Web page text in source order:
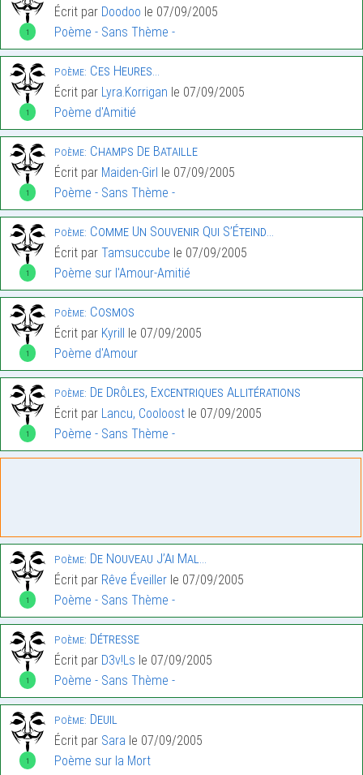
1
Écrit par Doodoo le 07/09/2005
Poème - Sans Thème -
1
Poème: Ces Heures…
Écrit par Lyra.Korrigan le 07/09/2005
Poème d'Amitié
1
Poème: Champs De Bataille
Écrit par Maiden-Girl le 07/09/2005
Poème - Sans Thème -
1
Poème: Comme Un Souvenir Qui S’Éteind…
Écrit par Tamsuccube le 07/09/2005
Poème sur l'Amour-Amitié
1
Poème: Cosmos
Écrit par Kyrill
le 07/09/2005
Poème d'Amour
1
Poème: De Drôles, Excentriques Allitérations
Écrit par Lancu, Cooloost le 07/09/2005
Poème - Sans Thème -
1
Poème: De Nouveau J’Ai Mal…
Écrit par Rêve Éveiller le 07/09/2005
Poème - Sans Thème -
1
Poème: Détresse
Écrit par D3v!Ls le 07/09/2005
Poème - Sans Thème -
1
Poème: Deuil
Écrit par Sara le 07/09/2005
Poème sur la Mort